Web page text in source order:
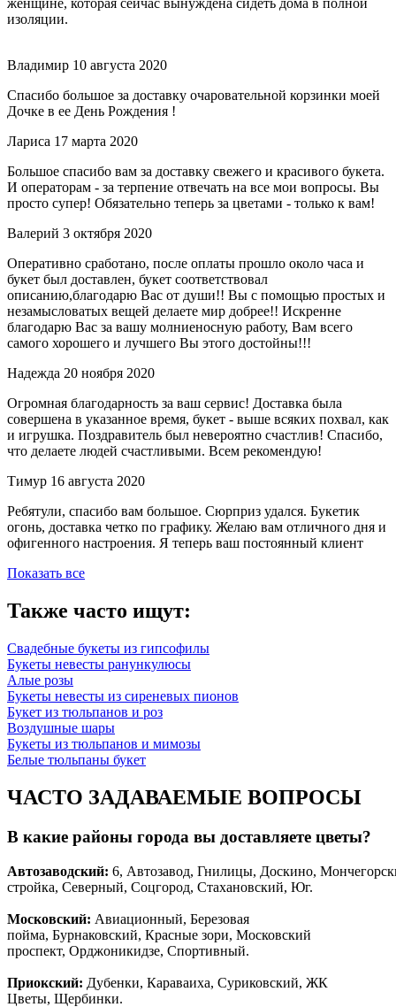
женщине, которая сейчас вынуждена сидеть дома в полной
изоляции.
Владимир 10 августа 2020
Спасибо большое за доставку очаровательной корзинки моей
Дочке в ее День Рождения !
Лариса 17 марта 2020
Большое спасибо вам за доставку свежего и красивого букета.
И операторам - за терпение отвечать на все мои вопросы. Вы
просто супер! Обязательно теперь за цветами - только к вам!
Валерий 3 октября 2020
Оперативно сработано, после оплаты прошло около часа и
букет был доставлен, букет соответствовал
описанию,благодарю Вас от души!! Вы с помощью простых и
незамысловатых вещей делаете мир добрее!! Искренне
благодарю Вас за вашу молниеносную работу, Вам всего
самого хорошего и лучшего Вы этого достойны!!!
Надежда 20 ноября 2020
Огромная благодарность за ваш сервис! Доставка была
совершена в указанное время, букет - выше всяких похвал, как
и игрушка. Поздравитель был невероятно счастлив! Спасибо,
что делаете людей счастливыми. Всем рекомендую!
Тимур 16 августа 2020
Ребятули, спасибо вам большое. Сюрприз удался. Букетик
огонь, доставка четко по графику. Желаю вам отличного дня и
офигенного настроения. Я теперь ваш постоянный клиент
Показать все
Также часто ищут:
Свадебные букеты из гипсофилы
Букеты невесты ранункулюсы
Алые розы
Букеты невесты из сиреневых пионов
Букет из тюльпанов и роз
Воздушные шары
Букеты из тюльпанов и мимозы
Белые тюльпаны букет
ЧАСТО ЗАДАВАЕМЫЕ ВОПРОСЫ
В какие районы города вы доставляете цветы?
Автозаводский: 6, Автозавод, Гнилицы, Доскино,
стройка, Северный, Соцгород, Стахановский, Юг.
Московский: Авиационный, Березовая
пойма, Бурнаковский, Красные зори, Московский
проспект, Орджоникидзе, Спортивный.
Приокский: Дубенки, Караваиха, Суриковский, ЖК
Цветы, Щербинки.